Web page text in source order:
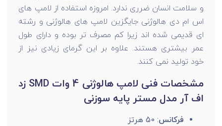
و سلامت انسان ضرری ندارد. امروزه استفاده از لامپ های
اس ام دی هالوژنی جایگزین لامپ های هالوژنی و رشته
ای قدیمی شده اند زیرا کم مصرف تر بوده و دارای طول
عمر بیشتری هستند. علاوه بر این گرمای زیادی نیز از
خود تولید نمی کنند.
مشخصات فنی لامپ هالوژنی 4 وات SMD زد
اف آر مدل مستر پایه سوزنی
فرکانس: 50 هرتز